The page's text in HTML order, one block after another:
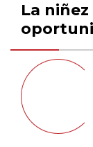
La